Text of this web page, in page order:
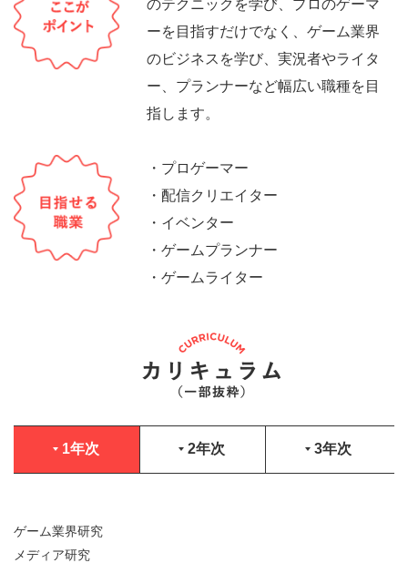
のテクニックを学び、プロのゲーマ
ーを目指すだけでなく、ゲーム業界
のビジネスを学び、実況者やライタ
ー、プランナーなど幅広い職種を目
指します。
・プロゲーマー
・配信クリエイター
・イベンター
・ゲームプランナー
・ゲームライター
1年次 2年次 3年次
ゲーム業界研究
メディア研究